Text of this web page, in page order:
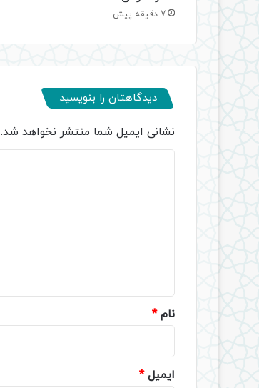
7 دقیقه پیش
دیدگاهتان را بنویسید
نشانی ایمیل شما منتشر نخواهد شد.
نام*
ایمیل*